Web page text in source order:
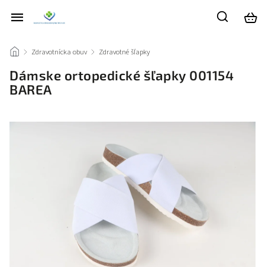
/ Zdravotnícka obuv / Zdravotné šľapky
Dámske ortopedické šľapky 001154
BAREA